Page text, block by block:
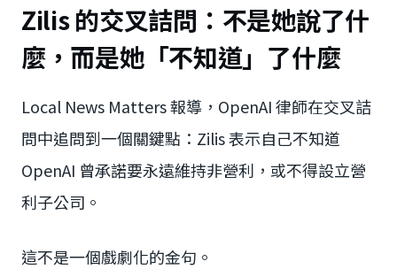
Zilis 的交叉詰問：不是她說了什
麼，而是她「不知道」了什麼
Local News Matters 報導，OpenAI 律師在交叉詰
問中追問到一個關鍵點：Zilis 表示自己不知道
OpenAI 曾承諾要永遠維持非營利，或不得設立營
利子公司。
這不是一個戲劇化的金句。